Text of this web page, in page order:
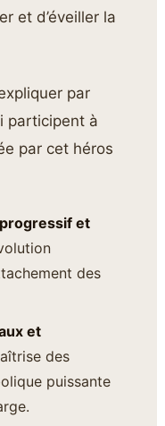
et d’éveiller la
par
participent à
par cet héros
et
des
et
des
puissante